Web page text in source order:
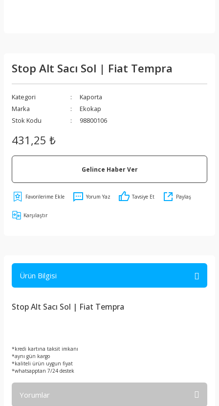
Stop Alt Sacı Sol | Fiat Tempra
Kategori
Kaporta
Marka
Ekokap
Stok Kodu
98800106
431,25 ₺
Gelince Haber Ver
Yorum Yaz Tavsiye Et Paylaş
Karşılaştır
Ürün Bilgisi
Stop Alt Sacı Sol | Fiat Tempra
*kredi kartına taksit imkanı
*aynı gün kargo
*kaliteli ürün uygun fiyat
*whatsapptan 7/24 destek
Yorumlar